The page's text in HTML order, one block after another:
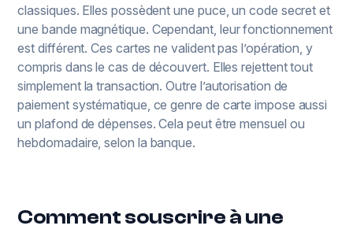
classiques. Elles possèdent une puce, un code secret et
une bande magnétique. Cependant, leur fonctionnement
est différent. Ces cartes ne valident pas l’opération, y
compris dans le cas de découvert. Elles rejettent tout
simplement la transaction. Outre l’autorisation de
paiement systématique, ce genre de carte impose aussi
un plafond de dépenses. Cela peut être mensuel ou
hebdomadaire, selon la banque.
Comment souscrire à une